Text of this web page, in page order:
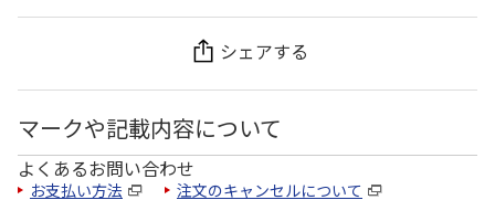
シェアする
マークや記載内容について
よくあるお問い合わせ
お支払い方法 注文のキャンセルについて